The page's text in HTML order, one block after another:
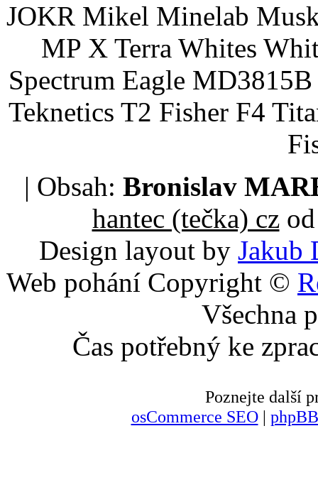
JOKR Mikel Minelab
MP X Terra Whites
Spectrum Eagle
Teknetics T2 Fisher F4
| Obsah: Bronislav
hantec (tečka) czod
Design layout by Jakub
Web pohání Copyright ©
Všechna
Čas potřebný ke
Poznejte další
osCommerce SEO|